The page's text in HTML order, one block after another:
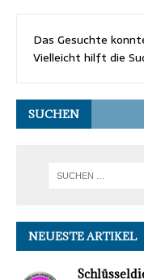
Das Gesuchte
Vielleicht hilft die
SUCHEN
NEUESTE ARTIKEL